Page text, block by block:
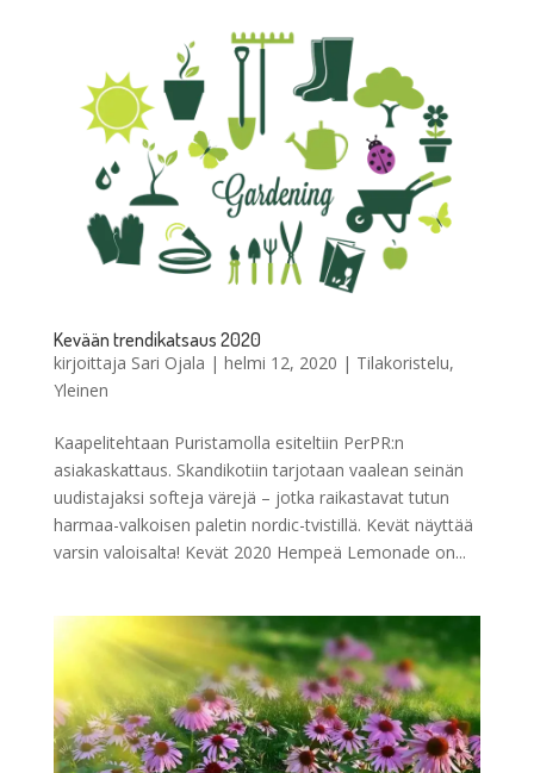
Kevään trendikatsaus 2020
kirjoittaja Sari Ojala | helmi 12, 2020 | Tilakoristelu,
Yleinen
Kaapelitehtaan Puristamolla esiteltiin PerPR:n
asiakaskattaus. Skandikotiin tarjotaan vaalean seinän
uudistajaksi softeja värejä – jotka raikastavat tutun
harmaa-valkoisen paletin nordic-tvistillä. Kevät näyttää
varsin valoisalta! Kevät 2020 Hempeä Lemonade on...